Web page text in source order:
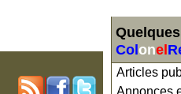
Col onel
Articles
Annonces